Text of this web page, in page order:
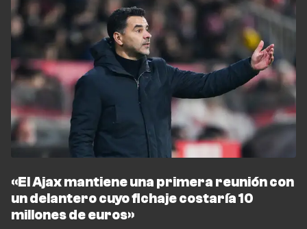
«El Ajax mantiene una primera reunión con
un delantero cuyo fichaje costaría 10
millones de euros»